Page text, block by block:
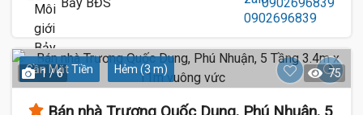
Gần Mặt Tiền Hẻm (3 m)
1 / 6 75
Bán nhà Trương Quốc Dung, Phú Nhuận, 5